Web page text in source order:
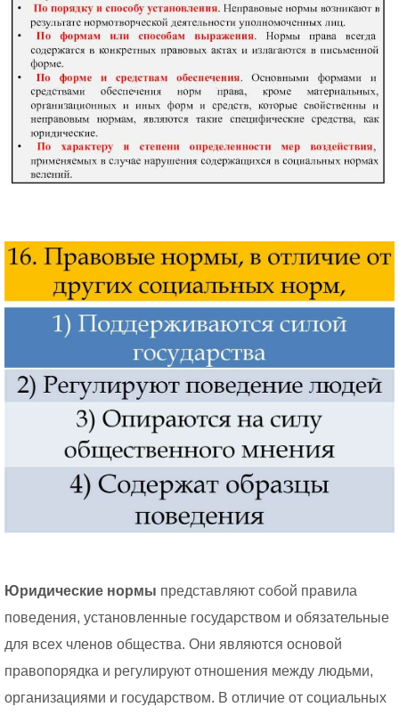
Юридические нормы представляют собой правила
поведения, установленные государством и обязательные
для всех членов общества. Они являются основой
правопорядка и регулируют отношения между людьми,
организациями и государством. В отличие от социальных